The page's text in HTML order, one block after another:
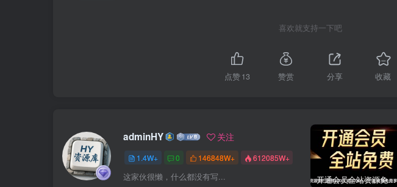
喜欢就支持一下吧
点赞13 赞赏 分享 收藏
adminHY 关注
1.4W+ 0 146848W+ 612085W+
这家伙很懒，什么都没有写... 开通会员全站资源免费下载 开通VIP会员 HY资源库